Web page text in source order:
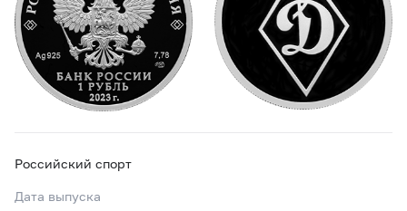
Российский спорт
Дата выпуска